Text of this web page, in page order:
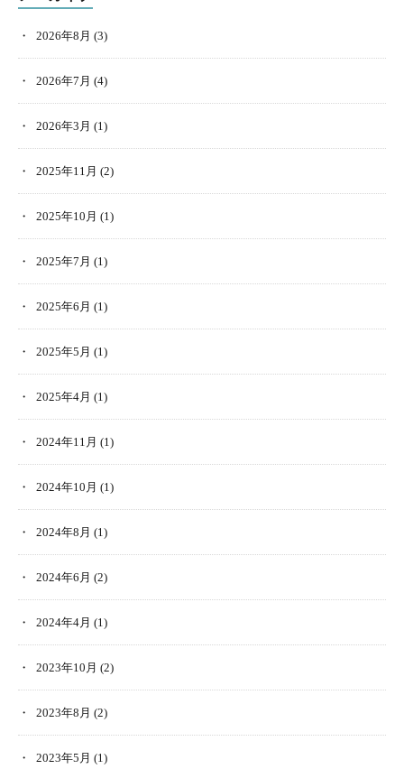
2026年8月 (3)
2026年7月 (4)
2026年3月 (1)
2025年11月 (2)
2025年10月 (1)
2025年7月 (1)
2025年6月 (1)
2025年5月 (1)
2025年4月 (1)
2024年11月 (1)
2024年10月 (1)
2024年8月 (1)
2024年6月 (2)
2024年4月 (1)
2023年10月 (2)
2023年8月 (2)
2023年5月 (1)